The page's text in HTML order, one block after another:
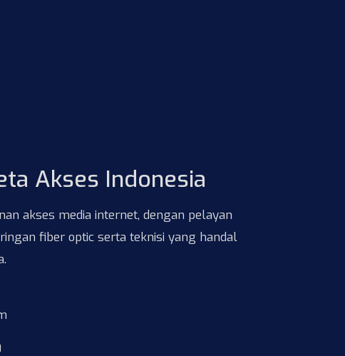
Akses Indonesia
akses media internet, dengan pelayan
fiber optic serta teknisi yang handal